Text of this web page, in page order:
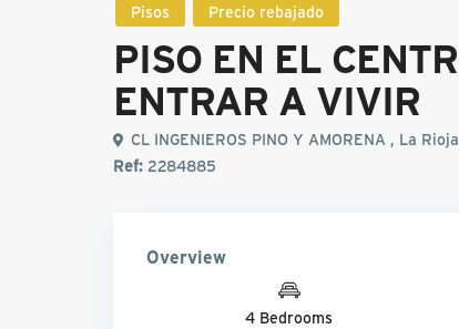
Pisos Precio rebajado
PISO EN EL
ENTRAR A VIVIR
CL INGENIEROS PINO Y AMORENA , La Rioja
Ref: 2284885
Overview
4 Bedrooms